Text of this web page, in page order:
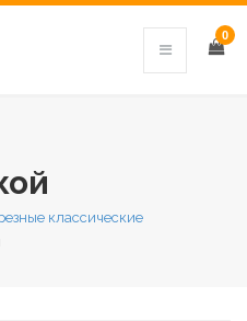
0
классические